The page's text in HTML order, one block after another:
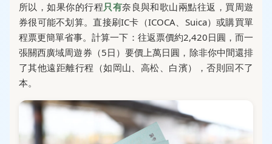
所以，如果你的行程只有奈良與和歌山兩點往返，買周遊
券很可能不划算。直接刷IC卡（ICOCA、Suica）或購買單
程票更簡單省事。計算一下：往返票價約2,420日圓，而一
張關西廣域周遊券（5日）要價上萬日圓，除非你中間還排
了其他遠距離行程（如岡山、高松、白濱），否則回不了
本。